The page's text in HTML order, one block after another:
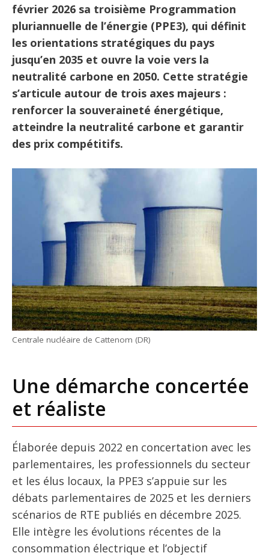
février 2026 sa troisième Programmation
pluriannuelle de l’énergie (PPE3), qui définit
les orientations stratégiques du pays
jusqu’en 2035 et ouvre la voie vers la
neutralité carbone en 2050. Cette stratégie
s’articule autour de trois axes majeurs :
renforcer la souveraineté énergétique,
atteindre la neutralité carbone et garantir
des prix compétitifs.
Centrale nucléaire de Cattenom (DR)
Une démarche concertée
et réaliste
Élaborée depuis 2022 en concertation avec les
parlementaires, les professionnels du secteur
et les élus locaux, la PPE3 s’appuie sur les
débats parlementaires de 2025 et les derniers
scénarios de RTE publiés en décembre 2025.
Elle intègre les évolutions récentes de la
consommation électrique et l’objectif